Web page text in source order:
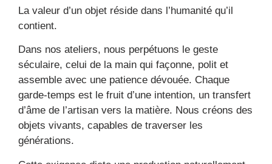
La valeur d’un objet réside dans l’humanité qu’il
contient.
Dans nos ateliers, nous perpétuons le geste
séculaire, celui de la main qui façonne, polit et
assemble avec une patience dévouée. Chaque
garde-temps est le fruit d’une intention, un transfert
d’âme de l’artisan vers la matière. Nous créons des
objets vivants, capables de traverser les
générations.